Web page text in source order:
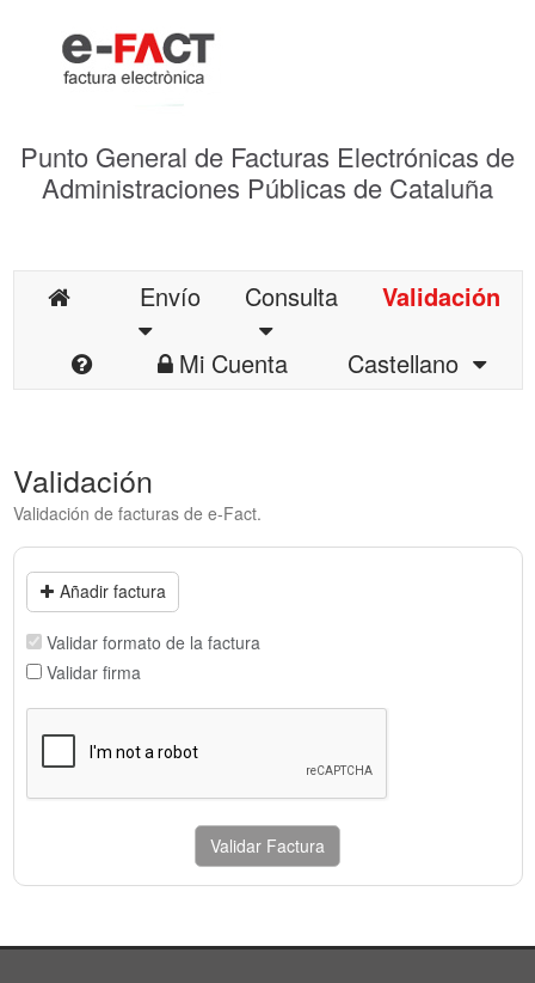
Punto General de Facturas Electrónicas de
Administraciones Públicas de Cataluña
Envío Consulta
Validación
Mi Cuenta
Castellano
Validación
Validación de facturas de e-Fact.
Añadir factura
Validar formato de la factura
Validar firma
Validar Factura